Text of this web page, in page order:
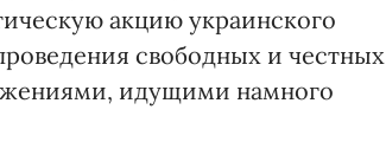
акцию украинского
свободных и честных
идущими намного